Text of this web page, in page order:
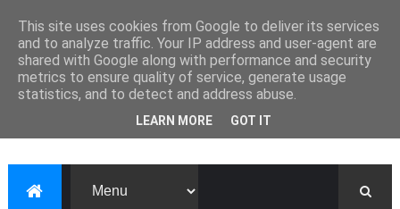
This site uses cookies from Google to deliver its services
and to analyze traffic. Your IP address and user-agent are
shared with Google along with performance and security
metrics to ensure quality of service, generate usage
statistics, and to detect and address abuse.
LEARN MORE GOT IT